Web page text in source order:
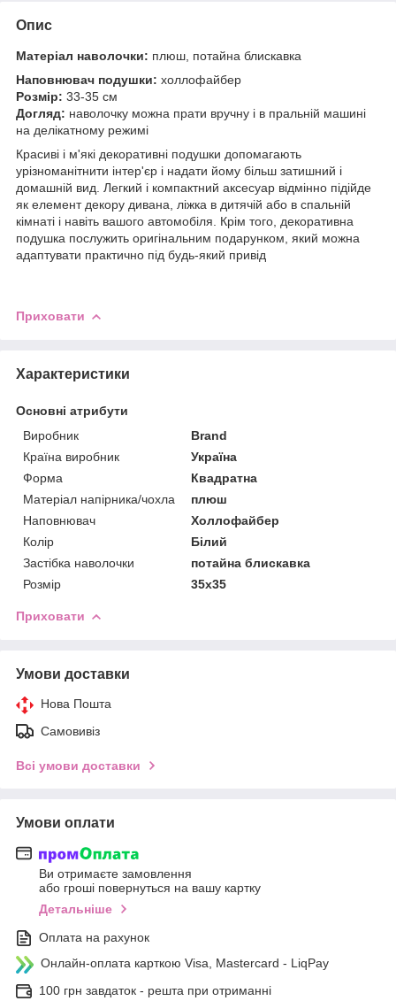
Опис
Матеріал наволочки: плюш, потайна блискавка
Наповнювач подушки: холлофайбер
Розмір: 33-35 см
Догляд: наволочку можна прати вручну і в пральній машині
на делікатному режимі
Красиві і м'які декоративні подушки допомагають
урізноманітнити інтер'єр і надати йому більш затишний і
домашній вид. Легкий і компактний аксесуар відмінно підійде
як елемент декору дивана, ліжка в дитячій або в спальній
кімнаті і навіть вашого автомобіля. Крім того, декоративна
подушка послужить оригінальним подарунком, який можна
адаптувати практично під будь-який привід
Приховати
Характеристики
Основні атрибути
Виробник
Brand
Країна виробник
Україна
Форма
Квадратна
Матеріал напірника/чохла
плюш
Наповнювач
Холлофайбер
Колір
Білий
Застібка наволочки
потайна блискавка
Розмір
35x35
Приховати
Умови доставки
Нова Пошта
Самовивіз
Всі умови доставки
Умови оплати
Ви отримаєте замовлення
або гроші повернуться на вашу картку
Детальніше
Оплата на рахунок
Онлайн-оплата карткою Visa, Mastercard - LiqPay
100 грн завдаток - решта при отриманні